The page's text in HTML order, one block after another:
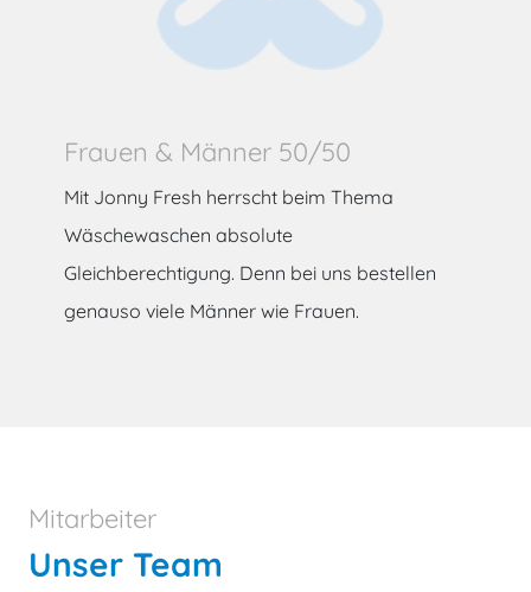
Frauen & Männer 50/50
Mit Jonny Fresh herrscht beim Thema
Wäschewaschen absolute
Gleichberechtigung. Denn bei uns bestellen
genauso viele Männer wie Frauen.
Mitarbeiter
Unser Team